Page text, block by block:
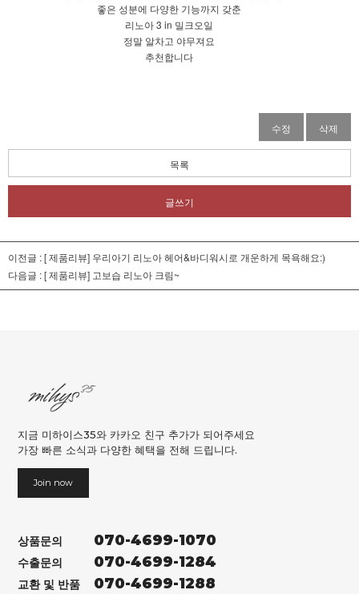
좋은 성분에 다양한 기능까지 갖춘
리노아 3 in 밀크오일
정말 알차고 야무져요
추천합니다
수정 삭제
목록
글쓰기
이전글 :[ 제품리뷰] 우리아기 리노아 헤어&바디워시로 개운하게 목욕해요:)
다음글 :[ 제품리뷰] 고보습 리노아 크림~
지금 미하이스35와 카카오 친구 추가가 되어주세요
가장 빠른 소식과 다양한 혜택을 전해 드립니다.
Join now
상품문의 070-4699-1070
수출문의 070-4699-1284
교환 및 반품 070-4699-1288